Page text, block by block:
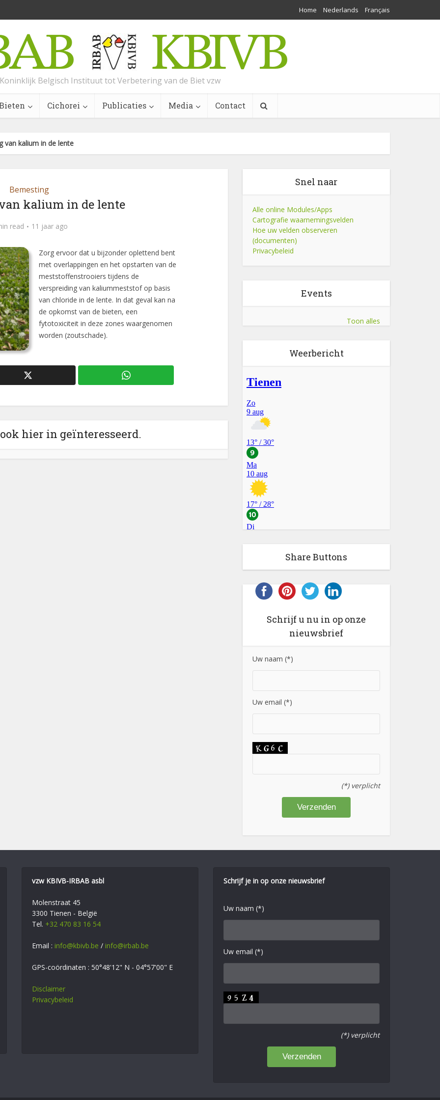
Home Nederlands Français
Koninklijk Belgisch Instituut tot Verbetering van de Biet vzw
Cichorei Publicaties Media Contact
van kalium in de lente
Bemesting
kalium in de lente
read 11 jaar ago
Zorg ervoor dat u bijzonder oplettend bent
met overlappingen en het opstarten van de
meststoffenstrooiers tijdens de
verspreiding van kaliummeststof op basis
van chloride in de lente. In dat geval kan na
de opkomst van de bieten, een
fytotoxiciteit in deze zones waargenomen
worden (zoutschade).
hier in geïnteresseerd.
Snel naar
Alle online Modules/Apps
Cartografie waarnemingsvelden
Hoe uw velden observeren
(documenten)
Privacybeleid
Events
Toon alles
Weerbericht
Share Buttons
Schrijf u nu in op onze
nieuwsbrief
Uw naam (*)
Uw email (*)
(*) verplicht
vzw KBIVB-IRBAB asbl
Molenstraat 45
3300 Tienen - België
Tel. +32 470 83 16 54
Email : info@kbivb.be / info@irbab.be
GPS-coördinaten : 50°48'12" N - 04°57'00" E
Disclaimer
Privacybeleid
Schrijf je in op onze nieuwsbrief
Uw naam (*)
Uw email (*)
(*) verplicht